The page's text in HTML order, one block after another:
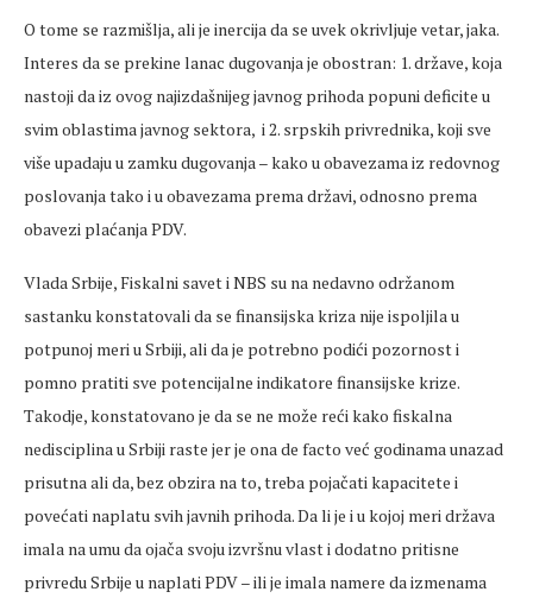
O tome se razmišlja, ali je inercija da se uvek okrivljuje vetar, jaka.
Interes da se prekine lanac dugovanja je obostran: 1. države, koja
nastoji da iz ovog najizdašnijeg javnog prihoda popuni deficite u
svim oblastima javnog sektora, i 2. srpskih privrednika, koji sve
više upadaju u zamku dugovanja – kako u obavezama iz redovnog
poslovanja tako i u obavezama prema državi, odnosno prema
obavezi plaćanja PDV.
Vlada Srbije, Fiskalni savet i NBS su na nedavno održanom
sastanku konstatovali da se finansijska kriza nije ispoljila u
potpunoj meri u Srbiji, ali da je potrebno podići pozornost i
pomno pratiti sve potencijalne indikatore finansijske krize.
Takodje, konstatovano je da se ne može reći kako fiskalna
nedisciplina u Srbiji raste jer je ona de facto već godinama unazad
prisutna ali da, bez obzira na to, treba pojačati kapacitete i
povećati naplatu svih javnih prihoda. Da li je i u kojoj meri država
imala na umu da ojača svoju izvršnu vlast i dodatno pritisne
privredu Srbije u naplati PDV – ili je imala namere da izmenama